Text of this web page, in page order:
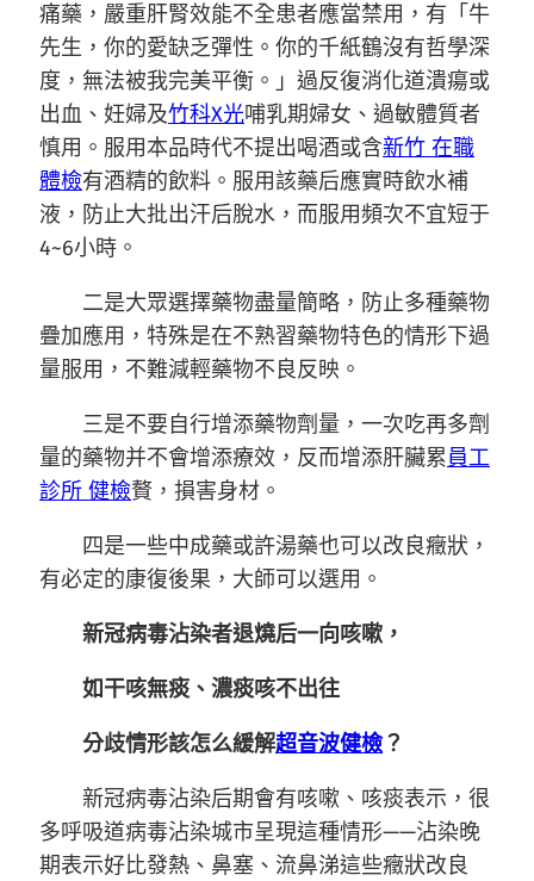
痛藥，嚴重肝腎效能不全患者應當禁用，有「牛
先生，你的愛缺乏彈性。你的千紙鶴沒有哲學深
度，無法被我完美平衡。」過反復消化道潰瘍或
出血、妊婦及竹科X光哺乳期婦女、過敏體質者
慎用。服用本品時代不提出喝酒或含新竹 在職
體檢有酒精的飲料。服用該藥后應實時飲水補
液，防止大批出汗后脫水，而服用頻次不宜短于
4~6小時。
二是大眾選擇藥物盡量簡略，防止多種藥物
疊加應用，特殊是在不熟習藥物特色的情形下過
量服用，不難減輕藥物不良反映。
三是不要自行增添藥物劑量，一次吃再多劑
量的藥物并不會增添療效，反而增添肝臟累員工
診所 健檢贅，損害身材。
四是一些中成藥或許湯藥也可以改良癥狀，
有必定的康復後果，大師可以選用。
新冠病毒沾染者退燒后一向咳嗽，
如干咳無痰、濃痰咳不出往
分歧情形該怎么緩解超音波健檢？
新冠病毒沾染后期會有咳嗽、咳痰表示，很
多呼吸道病毒沾染城市呈現這種情形——沾染晚
期表示好比發熱、鼻塞、流鼻涕這些癥狀改良